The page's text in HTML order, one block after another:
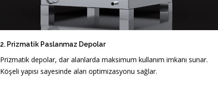
2. Prizmatik Paslanmaz Depolar
Prizmatik depolar, dar alanlarda maksimum kullanım imkanı sunar.
Köşeli yapısı sayesinde alan optimizasyonu sağlar.